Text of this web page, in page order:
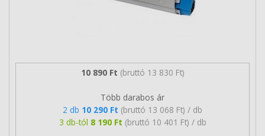
10 890 Ft (bruttó 13 830 Ft)
Több darabos ár
2 db 10 290 Ft (bruttó 13 068 Ft) / db
3 db-tól 8 190 Ft (bruttó 10 401 Ft) / db